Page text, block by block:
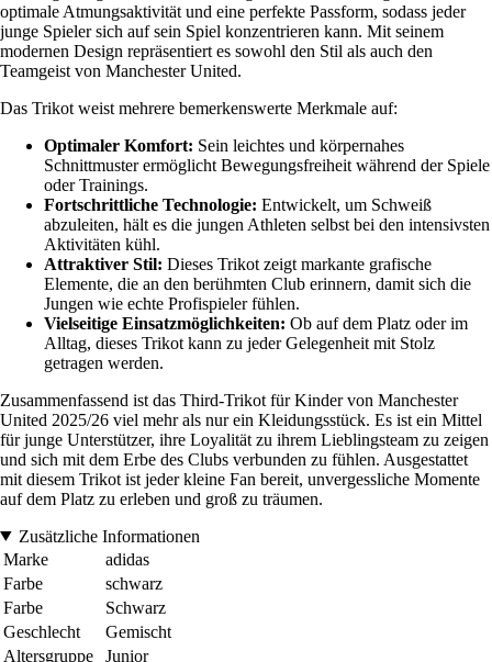
optimale Atmungsaktivität und eine perfekte Passform, sodass jeder
junge Spieler sich auf sein Spiel konzentrieren kann. Mit seinem
modernen Design repräsentiert es sowohl den Stil als auch den
Teamgeist von Manchester United.
Das Trikot weist mehrere bemerkenswerte Merkmale auf:
Optimaler Komfort: Sein leichtes und körpernahes
Schnittmuster ermöglicht Bewegungsfreiheit während der Spiele
oder Trainings.
Fortschrittliche Technologie: Entwickelt, um Schweiß
abzuleiten, hält es die jungen Athleten selbst bei den intensivsten
Aktivitäten kühl.
Attraktiver Stil: Dieses Trikot zeigt markante grafische
Elemente, die an den berühmten Club erinnern, damit sich die
Jungen wie echte Profispieler fühlen.
Vielseitige Einsatzmöglichkeiten: Ob auf dem Platz oder im
Alltag, dieses Trikot kann zu jeder Gelegenheit mit Stolz
getragen werden.
Zusammenfassend ist das Third-Trikot für Kinder von Manchester
United 2025/26 viel mehr als nur ein Kleidungsstück. Es ist ein Mittel
für junge Unterstützer, ihre Loyalität zu ihrem Lieblingsteam zu zeigen
und sich mit dem Erbe des Clubs verbunden zu fühlen. Ausgestattet
mit diesem Trikot ist jeder kleine Fan bereit, unvergessliche Momente
auf dem Platz zu erleben und groß zu träumen.
Zusätzliche Informationen
Marke
adidas
Farbe
schwarz
Farbe
Schwarz
Geschlecht
Gemischt
Altersgruppe
Junior